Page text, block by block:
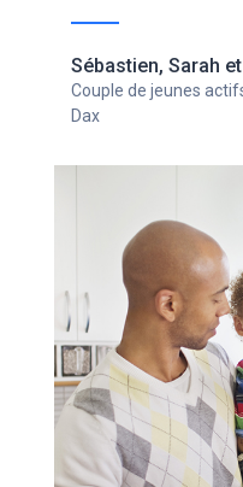
propriétaire à Bordeaux